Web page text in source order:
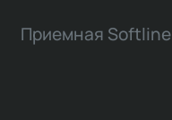
Приемная Softline